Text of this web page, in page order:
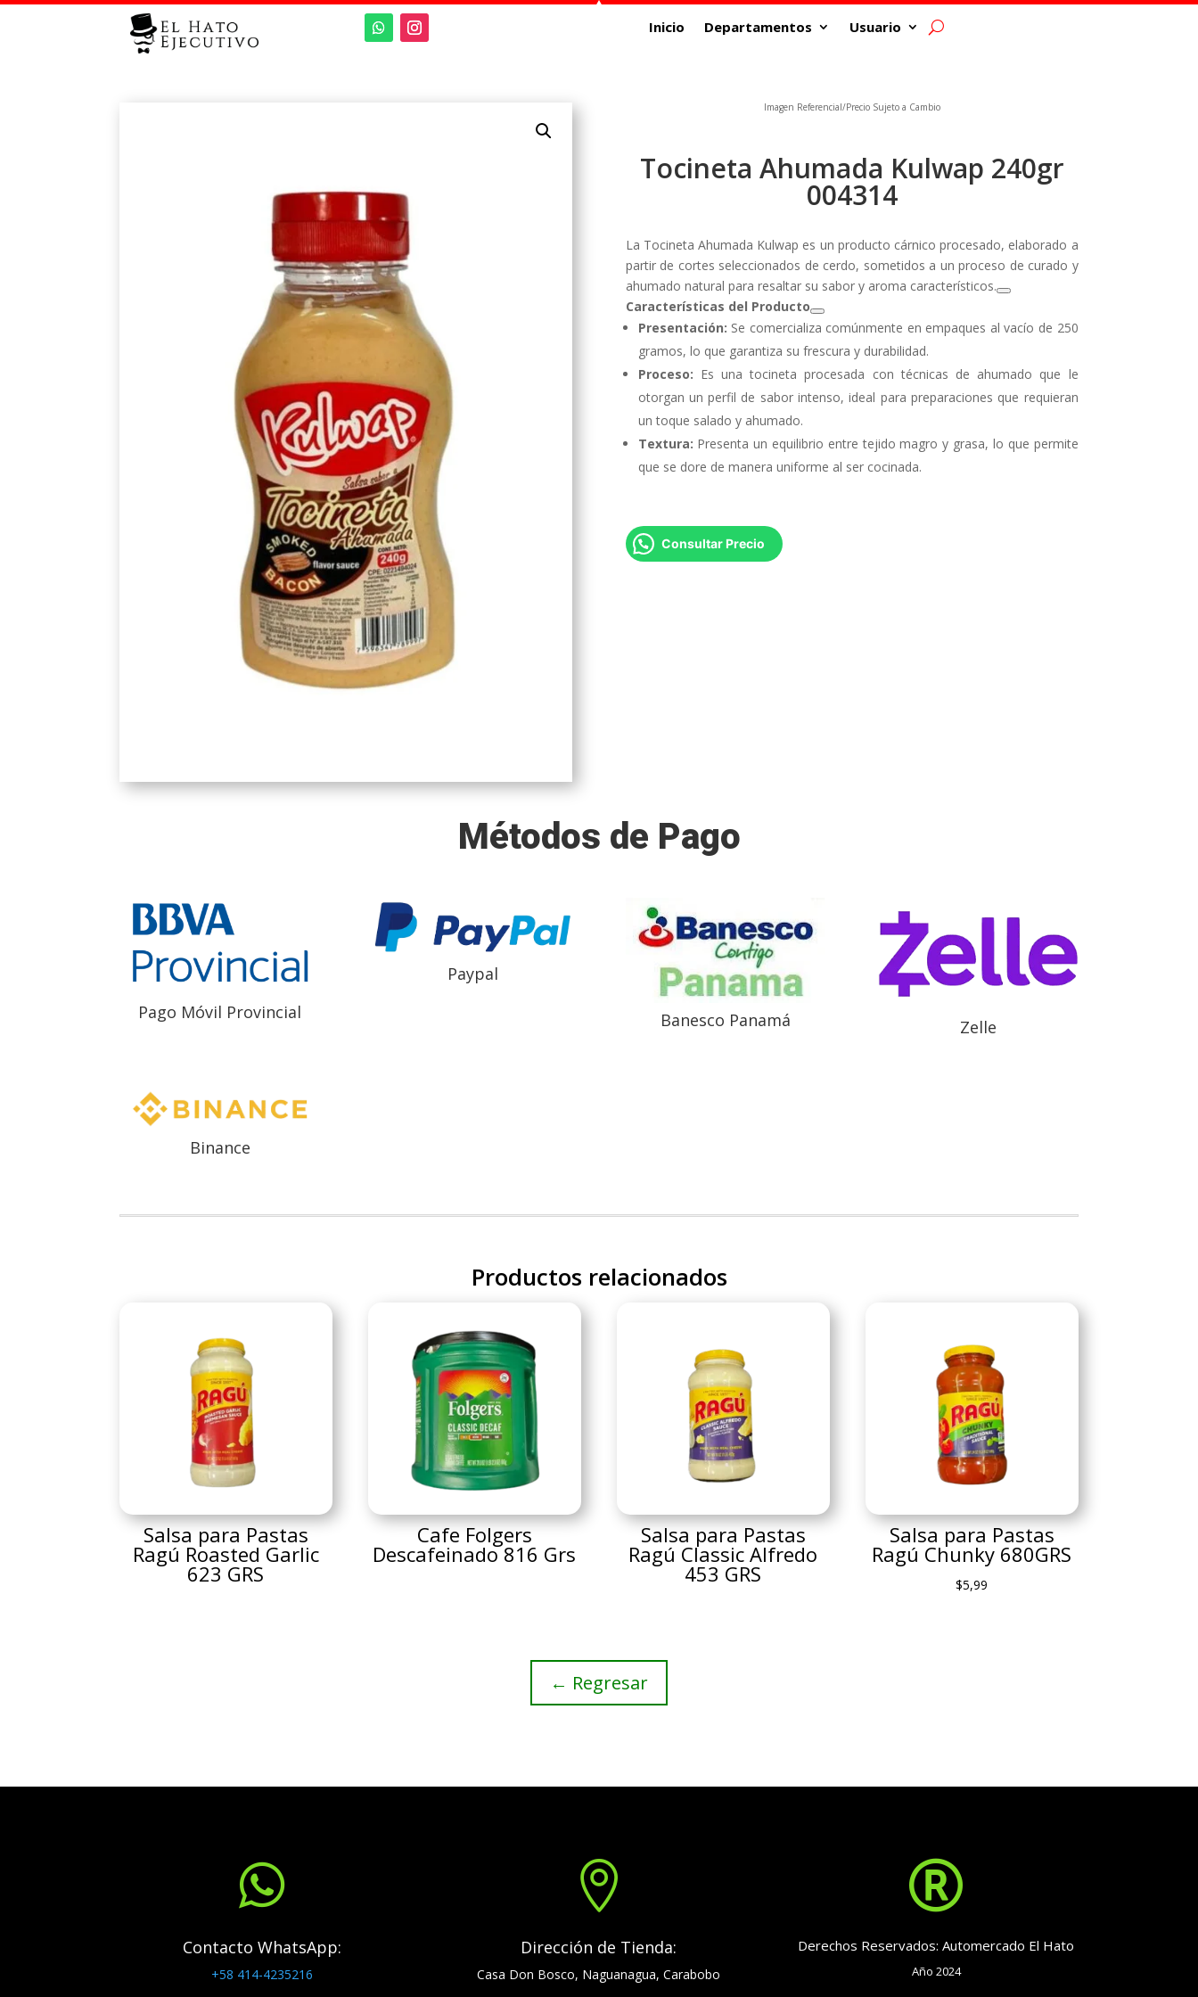
Inicio Departamentos Usuario
Imagen Referencial/Precio Sujeto a Cambio
Tocineta Ahumada Kulwap 240gr
004314
La Tocineta Ahumada Kulwap es un producto cárnico procesado, elaborado a
partir de cortes seleccionados de cerdo, sometidos a un proceso de curado y
ahumado natural para resaltar su sabor y aroma característicos.
Características del Producto
Presentación: Se comercializa comúnmente en empaques al vacío de 250
gramos, lo que garantiza su frescura y durabilidad.
Proceso: Es una tocineta procesada con técnicas de ahumado que le
otorgan un perfil de sabor intenso, ideal para preparaciones que requieran
un toque salado y ahumado.
Textura: Presenta un equilibrio entre tejido magro y grasa, lo que permite
que se dore de manera uniforme al ser cocinada.
Consultar Precio
Métodos de Pago
Pago Móvil Provincial
Paypal
Banesco Panamá Zelle
Binance
Productos relacionados
Salsa para Pastas
Ragú Roasted Garlic
623 GRS
Cafe Folgers
Descafeinado 816 Grs
Salsa para Pastas
Ragú Classic Alfredo
453 GRS
Salsa para Pastas
Ragú Chunky 680GRS
$5,99
← Regresar

Contacto WhatsApp:
+58 414-4235216

Dirección de Tienda:
Casa Don Bosco, Naguanagua, Carabobo

Derechos Reservados: Automercado El Hato
Año 2024